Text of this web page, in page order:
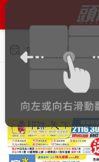
2025年10月16日